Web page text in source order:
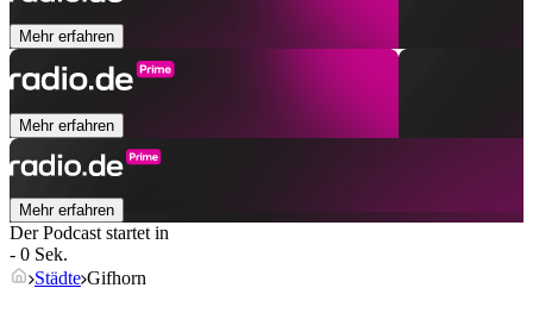
Mehr erfahren
Mehr erfahren
Mehr erfahren
Der Podcast startet in
- 0 Sek.
Städte Gifhorn